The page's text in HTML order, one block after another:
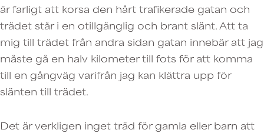
är farligt att korsa den hårt trafikerade gatan och
trädet står i en otillgänglig och brant slänt. Att ta
mig till trädet från andra sidan gatan innebär att jag
måste gå en halv kilometer till fots för att komma
till en gångväg varifrån jag kan klättra upp för
slänten till trädet.
Det är verkligen inget träd för gamla eller barn att